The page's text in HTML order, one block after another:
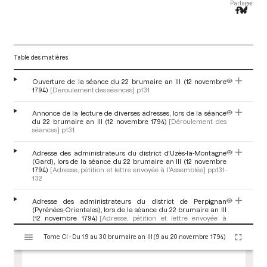
Partager
Table des matières
Ouverture de la séance du 22 brumaire an III (12 novembre
1794) [Déroulement des séances] p.131
Annonce de la lecture de diverses adresses, lors de la séance
du 22 brumaire an III (12 novembre 1794) [Déroulement des
séances] p.131
Adresse des administrateurs du district d'Uzès-la-Montagne
(Gard), lors de la séance du 22 brumaire an III (12 novembre
1794) [Adresse, pétition et lettre envoyée à l’Assemblée] pp.131-
132
Adresse des administrateurs du district de Perpignan
(Pyrénées-Orientales), lors de la séance du 22 brumaire an III
(12 novembre 1794) [Adresse, pétition et lettre envoyée à
l’Assemblée] p.132
Adresse du conseil du district de Valence (Drôme), lors de la
s
Tome CI - Du 19 au 30 brumaire an III (9 au 20 novembre 1794)